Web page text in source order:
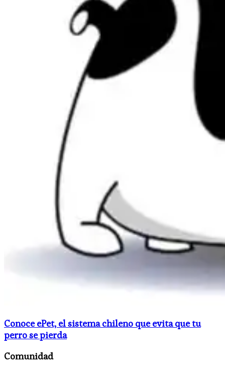
Conoce ePet, el sistema chileno que evita que tu
perro se pierda
Comunidad